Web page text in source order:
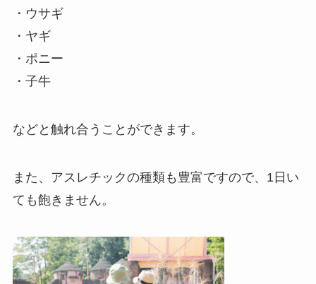
・ウサギ
・ヤギ
・ポニー
・子牛
などと触れ合うことができます。
また、アスレチックの種類も豊富ですので、1日い
ても飽きません。